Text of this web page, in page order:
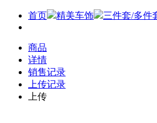
首页 精美车饰 三件套/多件
商品
详情
销售记录
上传记录
上传